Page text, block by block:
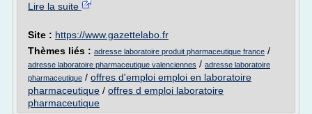
Lire la suite
Site : https://www.gazettelabo.fr
Thèmes liés : adresse laboratoire produit pharmaceutique france /
adresse laboratoire pharmaceutique valenciennes / adresse laboratoire
pharmaceutique / offres d'emploi emploi en laboratoire
pharmaceutique / offres d emploi laboratoire
pharmaceutique